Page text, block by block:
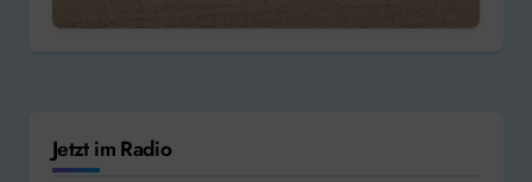
Jetzt im Radio